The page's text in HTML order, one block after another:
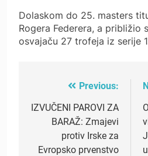
Dolaskom do 25. masters
Rogera Federera, a približio
osvajaču 27 trofeja iz serije
navigation
Previous:
IZVUČENI PAROVI ZA
BARAŽ: Zmajevi
protiv Irske za
Evropsko prvenstvo